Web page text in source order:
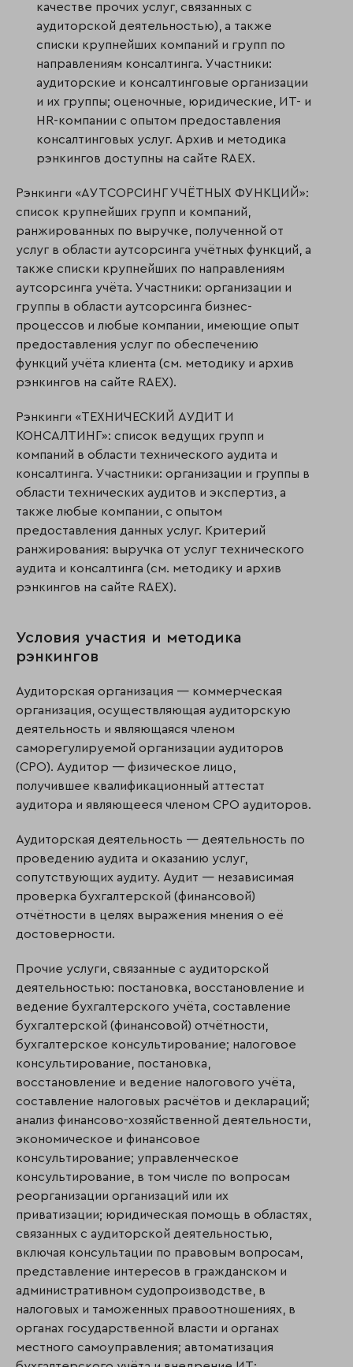
качестве прочих услуг, связанных с
аудиторской деятельностью), а также
списки крупнейших компаний и групп по
направлениям консалтинга. Участники:
аудиторские и консалтинговые организации
и их группы; оценочные, юридические, ИТ- и
HR-компании с опытом предоставления
консалтинговых услуг. Архив и методика
рэнкингов доступны на сайте RAEX.
Рэнкинги «АУТСОРСИНГ УЧЁТНЫХ ФУНКЦИЙ»:
список крупнейших групп и компаний,
ранжированных по выручке, полученной от
услуг в области аутсорсинга учётных функций, а
также списки крупнейших по направлениям
аутсорсинга учёта. Участники: организации и
группы в области аутсорсинга бизнес-
процессов и любые компании, имеющие опыт
предоставления услуг по обеспечению
функций учёта клиента (см. методику и архив
рэнкингов на сайте RAEX).
Рэнкинги «ТЕХНИЧЕСКИЙ АУДИТ И
КОНСАЛТИНГ»: список ведущих групп и
компаний в области технического аудита и
консалтинга. Участники: организации и группы в
области технических аудитов и экспертиз, а
также любые компании, с опытом
предоставления данных услуг. Критерий
ранжирования: выручка от услуг технического
аудита и кон­салтинга (см. методику и архив
рэнкингов на сайте RAEX).
Условия участия и методика
рэнкингов
Аудиторская организация — коммерческая
организация, осуществляющая аудиторскую
деятельность и являющаяся членом
саморегулируемой организации аудиторов
(СРО). Аудитор — физическое лицо,
получившее квалификационный аттестат
аудитора и являющееся членом СРО аудиторов.
Аудиторская деятельность — деятельность по
проведению аудита и оказанию услуг,
сопутствующих аудиту. Аудит — независимая
проверка бухгалтерской (финансовой)
отчётности в целях выражения мнения о её
достоверности.
Прочие услуги, связанные с аудиторской
деятельностью: постановка, восстановление и
ведение бухгалтерского учёта, составление
бухгалтерской (финансовой) отчётности,
бухгалтерское консультирование; налоговое
консультирование, поста­новка,
восстановление и ведение налогового учёта,
составление налоговых расчётов и декла­раций;
анализ финансово-хозяйственной деятельности,
экономическое и финан­со­вое
консультирование; управленческое
консультирование, в том числе по вопросам
реорганизации организаций или их
приватизации; юридическая помощь в областях,
связанных с аудиторской деятельностью,
включая консультации по правовым вопросам,
представление интересов в гражданском и
административном судопроиз­водстве, в
налоговых и таможенных правоотношениях, в
органах государственной власти и органах
местного самоуправления; автоматизация